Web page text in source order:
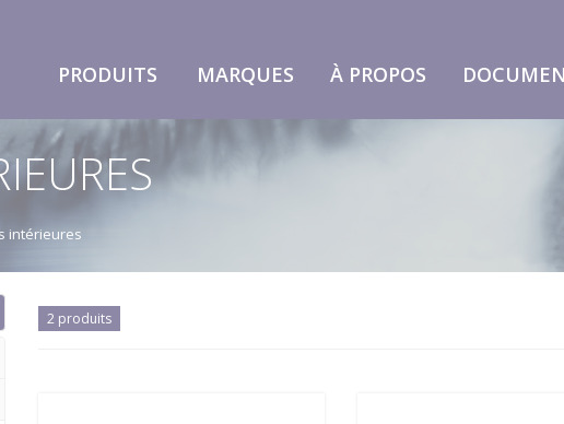
PRODUITS MARQUES À PROPOS
intérieures
2 produits